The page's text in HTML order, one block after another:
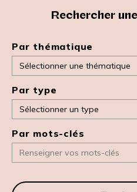
Rechercher
Par thématique
Par type
Par mots-clés